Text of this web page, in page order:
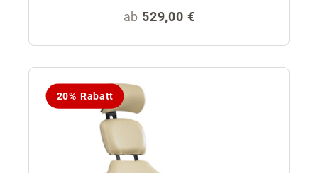
Regulärer Preis:
ab 529,00 €
20% Rabatt